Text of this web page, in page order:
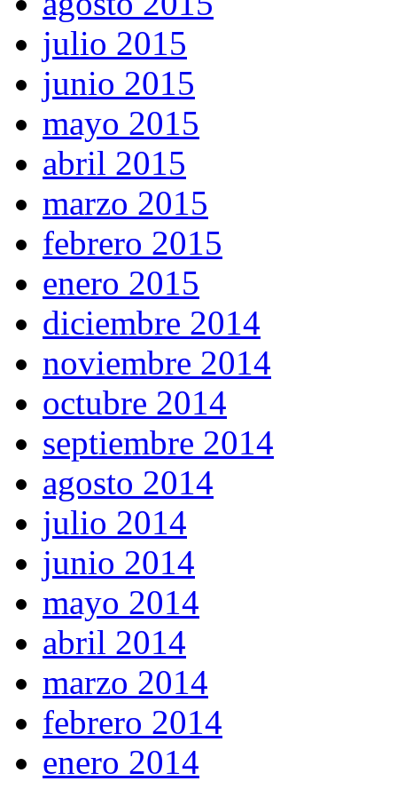
julio 2015
junio 2015
mayo 2015
abril 2015
marzo 2015
febrero 2015
enero 2015
diciembre 2014
noviembre 2014
octubre 2014
septiembre 2014
agosto 2014
julio 2014
junio 2014
mayo 2014
abril 2014
marzo 2014
febrero 2014
enero 2014